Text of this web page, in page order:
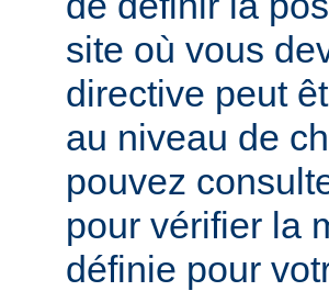
site où vous
directive peut
au niveau de
pouvez
pour vérifier la
définie pour